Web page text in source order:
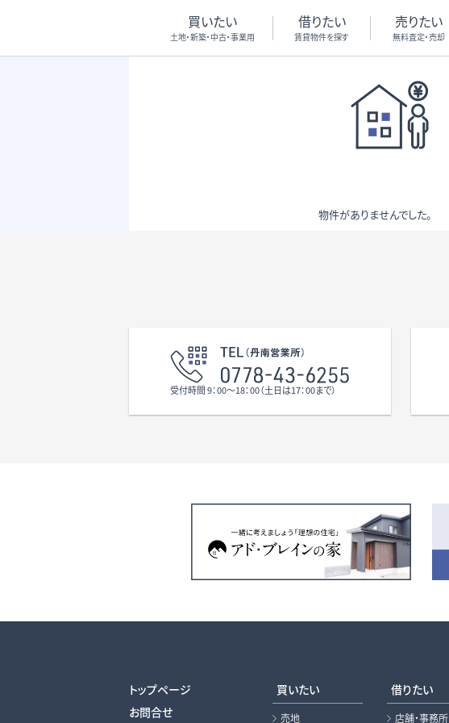
買いたい
土地・新築・中古・事業用
借りたい
賃貸物件を探す
売りたい
無料査定・売却
物件がありませんでした。
受付時間 9：00〜18：00（土日は17：00まで）
トップページ
お問合せ
買いたい
売地
借りたい
店舗・事務所